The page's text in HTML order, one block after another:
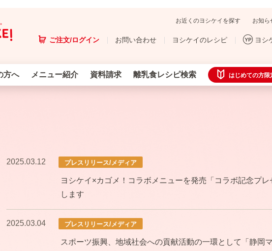
お近くのヨシケイを探す お知ら
ご注文/ログイン お問い合わせ ヨシケイのレシピ ヨシ
方へ メニュー紹介 資料請求 離乳食レシピ検索 はじめての方限
2025.03.12 プレスリリース/メディア
ヨシケイ×カゴメ！コラボメニューを発売「コラボ記念プ
します
2025.03.04 プレスリリース/メディア
スポーツ振興、地域社会への貢献活動の一環として「静岡